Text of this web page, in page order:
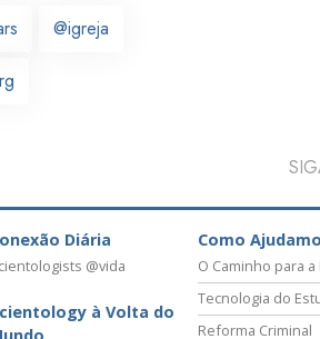
@igreja
Diária
@vida
à Volta do
Como
O Caminho para
Tecnologia do
Reforma Criminal